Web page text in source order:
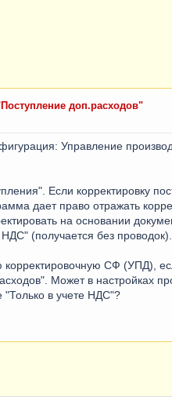
доп.расходов"
Управление
Если корректировку
дает право отражать
на основании
(получается без проводок).
СФ (УПД),
Может в настройках
"Только в учете НДС"?